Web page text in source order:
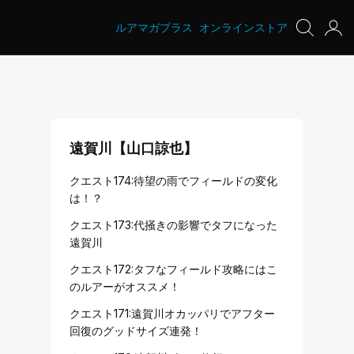
ルアマガプラス オンラインストア
遠賀川【山口諒也】
クエスト174:待望の雨でフィールドの変化
は！？
クエスト173:代掻きの影響でタフになった
遠賀川
クエスト172:タフなフィールド攻略にはこ
のルアーがオススメ！
クエスト171:遠賀川オカッパリでアフター
回復のグッドサイズ連発！